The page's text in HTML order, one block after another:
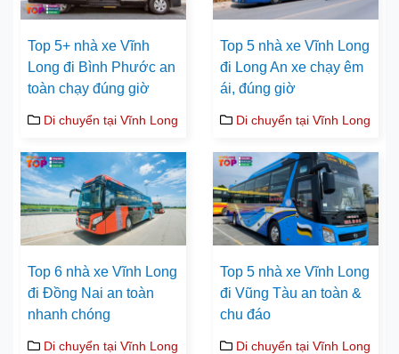
Top 5+ nhà xe Vĩnh
Long đi Bình Phước an
toàn chạy đúng giờ
Di chuyển tại Vĩnh Long
Top 5 nhà xe Vĩnh Long
đi Long An xe chạy êm
ái, đúng giờ
Di chuyển tại Vĩnh Long
Top 6 nhà xe Vĩnh Long
đi Đồng Nai an toàn
nhanh chóng
Di chuyển tại Vĩnh Long
Top 5 nhà xe Vĩnh Long
đi Vũng Tàu an toàn &
chu đáo
Di chuyển tại Vĩnh Long